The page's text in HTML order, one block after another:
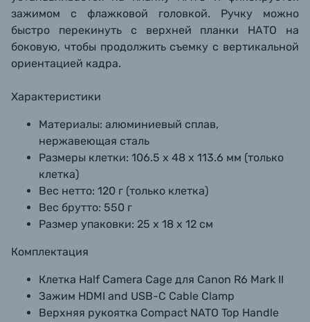
зажимом с флажковой головкой. Ручку можно
быстро перекинуть с верхней планки НАТО на
боковую, чтобы продолжить съемку с вертикальной
ориентацией кадра.
Характеристики
Материалы: алюминиевый сплав,
нержавеющая сталь
Размеры клетки: 106.5 х 48 х 113.6 мм (только
клетка)
Вес нетто: 120 г (только клетка)
Вес брутто: 550 г
Размер упаковки: 25 х 18 х 12 см
Комплектация
Клетка Half Camera Cage для Canon R6 Mark II
Зажим HDMI and USB-C Cable Clamp
Верхняя рукоятка Compact NATO Top Handle